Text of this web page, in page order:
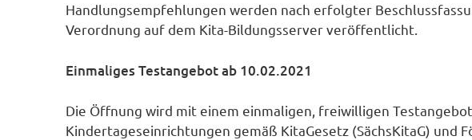
Handlungsempfehlungen werden nach erfolgter
Verordnung auf dem Kita-Bildungsserver veröffentlicht.
Einmaliges Testangebot ab 10.02.2021
Die Öffnung wird mit einem einmaligen, freiwilligen
Kindertageseinrichtungen gemäß KitaGesetz (SächsKitaG) und